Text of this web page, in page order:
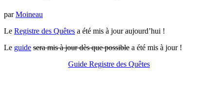
parMoineau
Le Registre des Quêtes a été mis à jour aujourd’hui !
Le guide sera mis à jour dès que possible a été mis à jour !
Guide Registre des Quêtes